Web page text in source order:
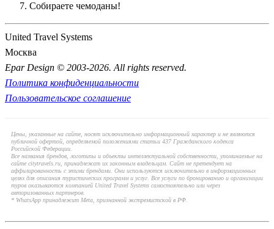
Собираете чемоданы!
United Travel Systems
Москва
Epar Design © 2003-2026. All rights reserved.
Политика конфиденциальности
Пользовательское соглашение
Цены, указанные на сайте, носят исключительно информационный характер и не являются
публичной офертой, определяемой положениями статьи 437 Гражданского кодекса
Российской Федерации.
Все названия брендов, логотипы и объекты интеллектуальной собственности, упоминаемые на
сайте citytravels.ru, принадлежат их законным владельцам. Сайт не претендует на
аффилированность с этими брендами. Они используются исключительно в информационных
целях для описания туристических программ и услуг. Все услуги по бронированию и организации
туров оказываются компанией United Travel Systems самостоятельно или через
авторизованных партнеров.
* WhatsApp принадлежит Meta, признанной экстремистской в РФ.